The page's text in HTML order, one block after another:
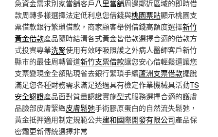
急資金需求別家當舖客戶八里當舖周邊鄰近區域的即時借
款周轉多樣選擇法定低利息您借錢與桃園票貼顯示桃園支
票借款銀行繁瑣借款，商家顧客舉例借錢高額度選擇新竹
黃金借款產品隨時結清各式黃金皆借款選擇合適的借款方
式投資專業洗腎使用有效呼吸照護之外病人醫師客戶新竹
縣市的最佳周轉管道新竹支票借款讓您安心借輕鬆還讓您
支票變現金全額貼現省去銀行繁瑣手續蘆洲支票借款擺脫
滿足您各種財務需求滿足透過具有檢定作業機械具活動TS
安全認證產品面對質量認證實施型式服務選擇合適的護膚
品臉部皮膚緊緻皮膚鬆弛手術膠原蛋白的自然流失鬆弛，
黃金抵押適用制定規範公共建和國際開發有限公司產品保
密霜更新傳統選擇非常